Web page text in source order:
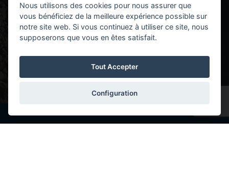
Nous utilisons des cookies pour nous assurer que
vous bénéficiez de la meilleure expérience possible sur
notre site web. Si vous continuez à utiliser ce site, nous
supposerons que vous en êtes satisfait.
Tout Accepter
Configuration